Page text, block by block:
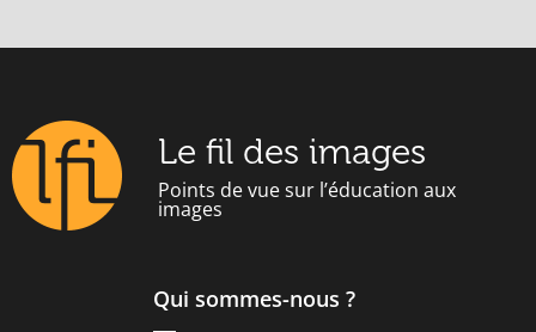
Le fil des images
Points de vue sur l’éducation aux
images
Qui sommes-nous ?